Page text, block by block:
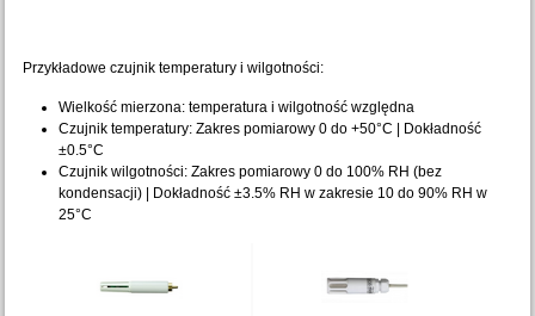
Przykładowe czujnik temperatury i wilgotności:
Wielkość mierzona: temperatura i wilgotność względna
Czujnik temperatury: Zakres pomiarowy 0 do +50°C | Dokładność
±0.5°C
Czujnik wilgotności: Zakres pomiarowy 0 do 100% RH (bez
kondensacji) | Dokładność ±3.5% RH w zakresie 10 do 90% RH w
25°C